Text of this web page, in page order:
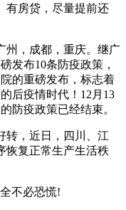
有房贷，尽量提前还
州，成都，重庆。继广
发布10条防疫政策，
的重磅发布，标志着
后疫情时代！12月13
防疫政策已经结束。
转，近日，四川、江
恢复正常生产生活秩
不必恐慌!